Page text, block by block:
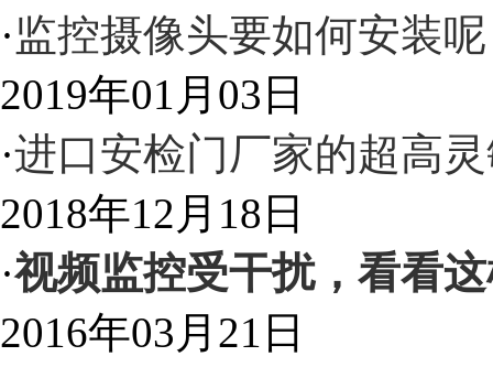
·监控摄像头要如何安装
2019年01月03日
·进口安检门厂家的超高
2018年12月18日
·视频监控受干扰，看看
2016年03月21日